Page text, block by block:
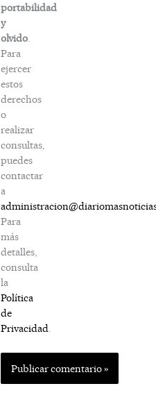
portabilidad
y
olvido.
Para
ejercer
estos
derechos
o
realizar
consultas,
puedes
contactar
a
Para
más
detalles,
consulta
la
Política
de
Privacidad